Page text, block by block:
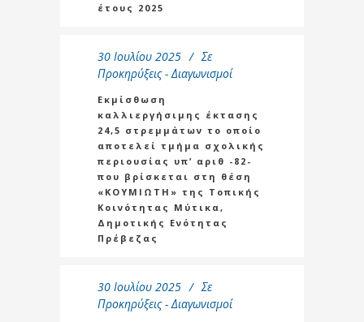
έτους 2025
30 Ιουλίου 2025
Σε
Προκηρύξεις - Διαγωνισμοί
Εκμίσθωση
καλλιεργήσιμης έκτασης
24,5 στρεμμάτων το οποίο
αποτελεί τμήμα σχολικής
περιουσίας υπ’ αριθ -82-
που βρίσκεται στη θέση
«ΚΟΥΜΙΩΤΗ» της Τοπικής
Κοινότητας Μύτικα,
Δημοτικής Ενότητας
Πρέβεζας
30 Ιουλίου 2025
Σε
Προκηρύξεις - Διαγωνισμοί